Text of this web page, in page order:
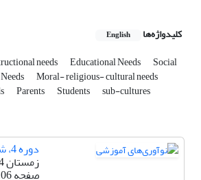
کلیدواژه‌ها English
needs Educational Needs Social
Moral- religious- cultural needs
Parents Students sub-cultures
دوره 4، شماره 4
زمستان 1384
صفحه